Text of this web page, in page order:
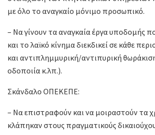
με όλο το αναγκαίο μόνιμο προσωπικό.
– Να γίνουν τα αναγκαία έργα υποδομής
και το λαϊκό κίνημα διεκδικεί σε κάθε
και αντιπλημμυρική/αντιπυρική
οδοποιία κ.λπ.).
Σκάνδαλο ΟΠΕΚΕΠΕ:
– Να επιστραφούν και να μοιραστούν τα
κλάπηκαν στους πραγματικούς